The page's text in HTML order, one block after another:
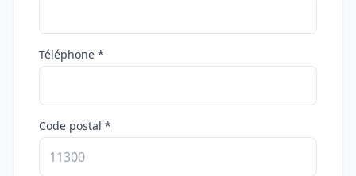
Téléphone *
Code postal *